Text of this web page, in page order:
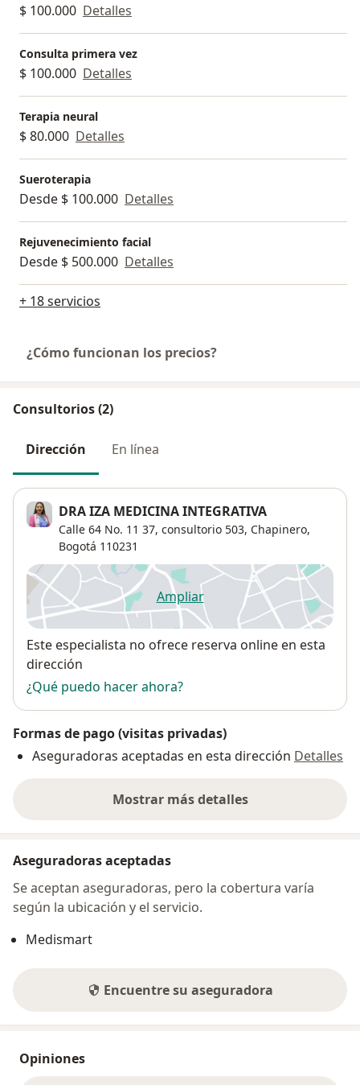
$ 100.000 Detalles
Consulta primera vez
$ 100.000 Detalles
Terapia neural
$ 80.000 Detalles
Sueroterapia
Desde $ 100.000 Detalles
Rejuvenecimiento facial
Desde $ 500.000 Detalles
+ 18 servicios
¿Cómo funcionan los precios?
Consultorios (2)
Dirección En línea
DRA IZA MEDICINA INTEGRATIVA
Calle 64 No. 11 37, consultorio 503, Chapinero,
Bogotá 110231
Ampliarse abre en una nueva
Disponibilidad
Este especialista no ofrece reserva online en esta
dirección
¿Qué puedo hacer ahora?
Formas de pago (visitas privadas)
Aseguradoras aceptadas en esta dirección Detalles
Mostrar más detalles
sobre la dirección
Aseguradoras aceptadas
Se aceptan aseguradoras, pero la cobertura varía
según la ubicación y el servicio.
Medismart
Encuentre su aseguradora
Opiniones